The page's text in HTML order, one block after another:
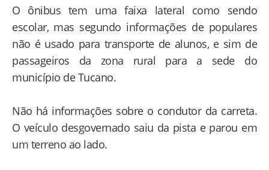
O ônibus tem uma faixa lateral como sendo
escolar, mas segundo informações de populares
não é usado para transporte de alunos, e sim de
passageiros da zona rural para a sede do
município de Tucano.
Não há informações sobre o condutor da carreta.
O veículo desgovernado saiu da pista e parou em
um terreno ao lado.